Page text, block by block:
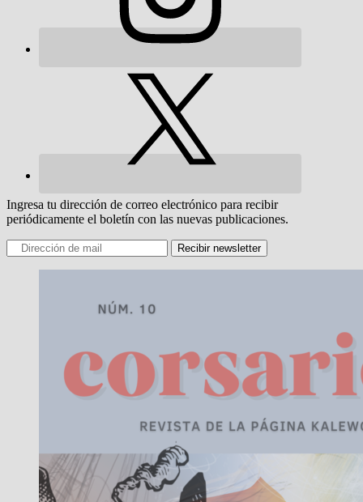
Ingresa tu dirección de correo electrónico para recibir
periódicamente el boletín con las nuevas publicaciones.
Recibir newsletter